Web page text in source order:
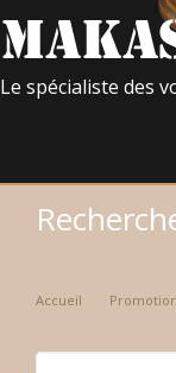
Le spécialiste des
Accueil